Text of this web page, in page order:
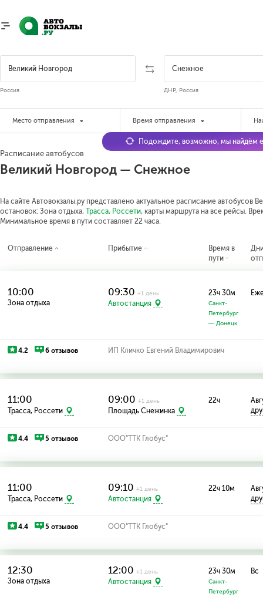
Россия ДНР, Россия
Место отправления Время отправления
Расписание автобусов
Великий Новгород — Снежное
На сайте Автовокзалы.ру представлено актуальное расписание автобусов
остановок: Зона отдыха,
Трасса, Россети, карты маршрута на все рейсы.
Минимальное время в пути составляет 22 часа.
Подождите, возможно, мы найдём
Отправление Прибытие
Время в
пути
10:00
Зона отдыха
09:30+1 день
Автостанция
23ч 30м
Санкт-
Петербург
— Донецк
4.2 6 отзывов ИП Кличко Евгений Владимирович
11:00
Трасса, Россети
09:00+1 день
Площадь Снежинка
22ч
4.4 5 отзывов ООО"ТТК Глобус"
11:00
Трасса, Россети
09:10+1 день
Автостанция
22ч 10м
4.4 5 отзывов ООО"ТТК Глобус"
12:30
Зона отдыха
12:00+1 день
Автостанция
23ч 30м
Санкт-
Петербург
Вс